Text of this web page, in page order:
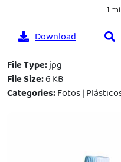
1
Download
File Type:jpg
File Size:6 KB
Categories:Fotos |